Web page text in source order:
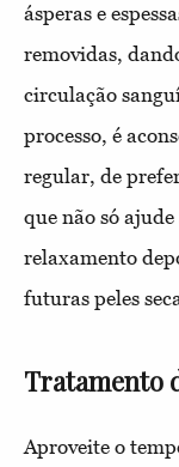
ásperas e
removidas,
circulação
processo, é
regular, de
que não só
relaxamento
futuras peles
Tratamento
Aproveite o